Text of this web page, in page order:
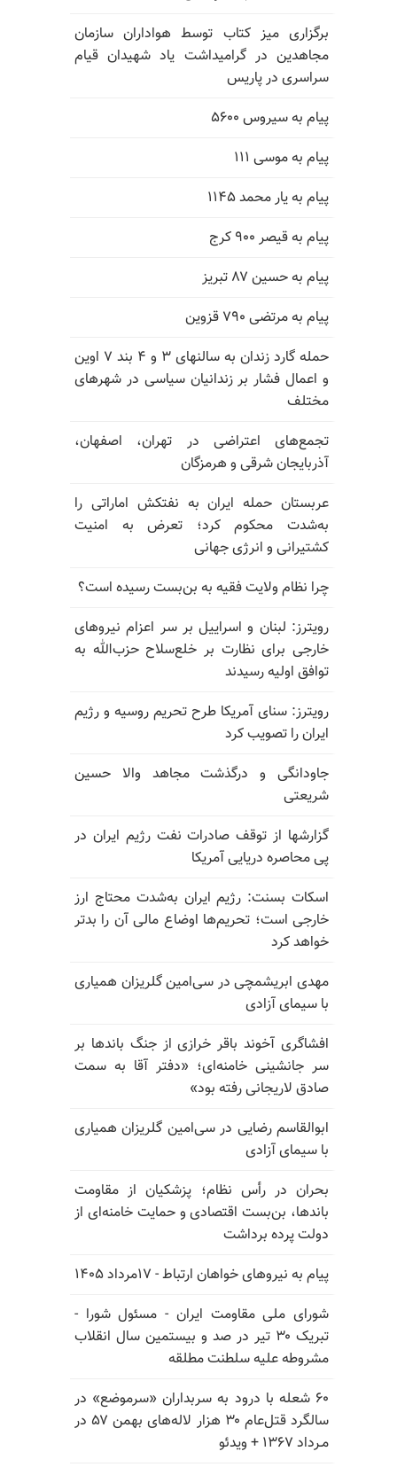
برگزاری میز کتاب توسط هواداران سازمان
مجاهدین در گرامیداشت یاد شهیدان قیام
سراسری در پاریس
پیام به سیروس ۵۶۰۰
پیام به موسی ۱۱۱
پیام به یار محمد ۱۱۴۵
پیام به قیصر ۹۰۰ کرج
پیام به حسین ۸۷ تبریز
پیام به مرتضی ۷۹۰ قزوین
حمله گارد زندان به سالنهای ۳ و ۴ بند ۷ اوین
و اعمال فشار بر زندانیان سیاسی در شهرهای
مختلف
تجمع‌های اعتراضی در تهران، اصفهان،
آذربایجان شرقی و هرمزگان
عربستان حمله ایران به نفتکش اماراتی را
به‌شدت محکوم کرد؛ تعرض به امنیت
کشتیرانی و انرژی جهانی
چرا نظام ولایت فقیه به بن‌بست رسیده است؟
رویترز: لبنان و اسراییل بر سر اعزام نیروهای
خارجی برای نظارت بر خلع‌سلاح حزب‌الله به
توافق اولیه رسیدند
رویترز: سنای آمریکا طرح تحریم روسیه و رژیم
ایران را تصویب کرد
جاودانگی و درگذشت مجاهد والا حسین
شریعتی
گزارشها از توقف صادرات نفت رژیم ایران در
پی محاصره دریایی آمریکا
اسکات بسنت: رژیم ایران به‌شدت محتاج ارز
خارجی است؛ تحریم‌ها اوضاع مالی آن را بدتر
خواهد کرد
مهدی ابریشمچی در سی‌امین گلریزان همیاری
با سیمای آزادی
افشاگری آخوند باقر خرازی از جنگ باندها بر
سر جانشینی خامنه‌ای؛ «دفتر آقا به سمت
صادق لاریجانی رفته بود»
ابوالقاسم رضایی در سی‌امین گلریزان همیاری
با سیمای آزادی
بحران در رأس نظام؛ پزشکیان از مقاومت
باندها، بن‌بست اقتصادی و حمایت خامنه‌ای از
دولت پرده برداشت
پیام به نیروهای خواهان ارتباط - ۱۷مرداد ۱۴۰۵
شورای ملی مقاومت ایران - مسئول شورا -
تبریک ۳۰ تیر در صد و بیستمین سال انقلاب
مشروطه علیه سلطنت مطلقه
۶۰ شعله با درود به سربداران «سرموضع» در
سالگرد قتل‌عام ۳۰ هزار لاله‌های بهمن ۵۷ در
مـرداد ۱۳۶۷ + ویدئو